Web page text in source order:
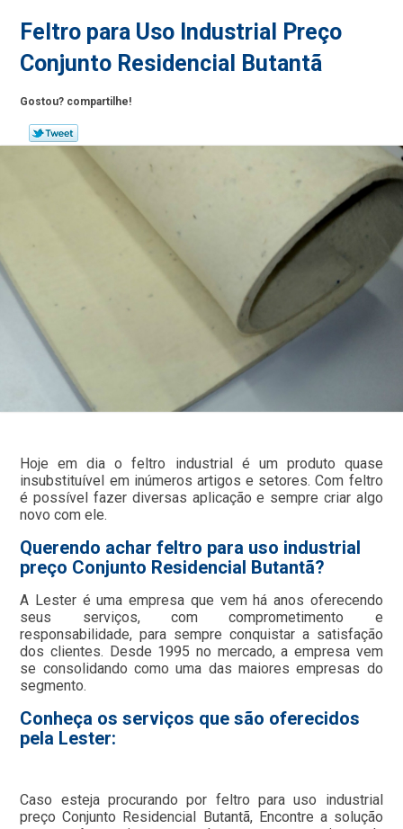
Feltro para Uso Industrial Preço
Conjunto Residencial Butantã
Gostou? compartilhe!
Hoje em dia o feltro industrial é um produto quase
insubstituível em inúmeros artigos e setores. Com feltro
é possível fazer diversas aplicação e sempre criar algo
novo com ele.
Querendo achar feltro para uso industrial
preço Conjunto Residencial Butantã?
A Lester é uma empresa que vem há anos oferecendo
seus serviços, com comprometimento e
responsabilidade, para sempre conquistar a satisfação
dos clientes. Desde 1995 no mercado, a empresa vem
se consolidando como uma das maiores empresas do
segmento.
Conheça os serviços que são oferecidos
pela Lester:
Caso esteja procurando por feltro para uso industrial
preço Conjunto Residencial Butantã, Encontre a solução